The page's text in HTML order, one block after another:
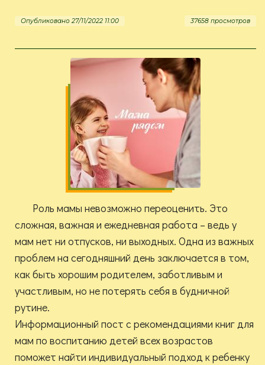
Опубликовано 27/11/2022 11:00 37658 просмотров
Роль мамы невозможно переоценить. Это
сложная, важная и ежедневная работа – ведь у
мам нет ни отпусков, ни выходных. Одна из важных
проблем на сегодняшний день заключается в том,
как быть хорошим родителем, заботливым и
участливым, но не потерять себя в будничной
рутине.
Информационный пост с рекомендациями книг для
мам по воспитанию детей всех возрастов
поможет найти индивидуальный подход к ребенку